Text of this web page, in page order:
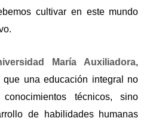
cultivar en este mundo
María Auxiliadora,
que una educación integral no
técnicos, sino
de habilidades humanas